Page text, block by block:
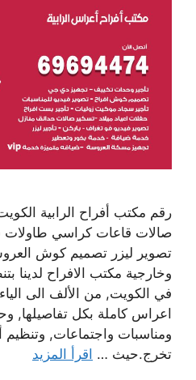
رقم مكتب أفراح الرابية
صالات قاعات كراسي
تصوير ليزر تصميم كوش
وخارجية مكتب الافراح لدينا
في الكويت, من الألف الى
اعراس كاملة بكل تفاصيلها,
ومناسبات واجتماعات, وتنظيم
تخرج.حيث … اقرأ المزيد